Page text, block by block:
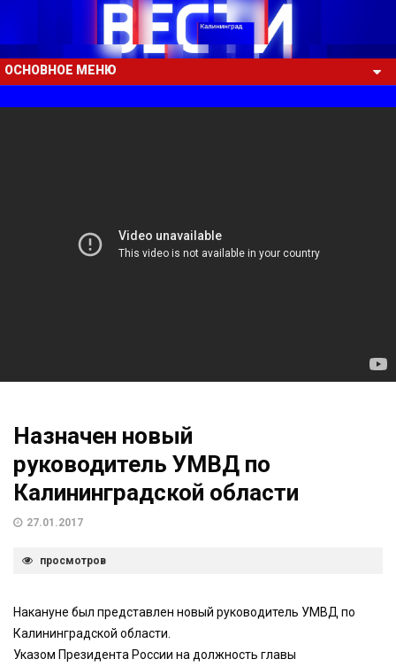
ОСНОВНОЕ МЕНЮ
Назначен новый
руководитель УМВД по
Калининградской области
27.01.2017
просмотров
Накануне был представлен новый руководитель УМВД по
Калининградской области.
Указом Президента России на должность главы